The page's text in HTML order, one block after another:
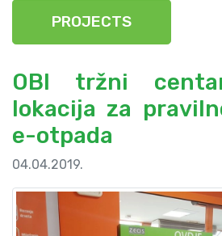
PROJECTS
OBI tržni
lokacija za
e-otpada
04.04.2019.